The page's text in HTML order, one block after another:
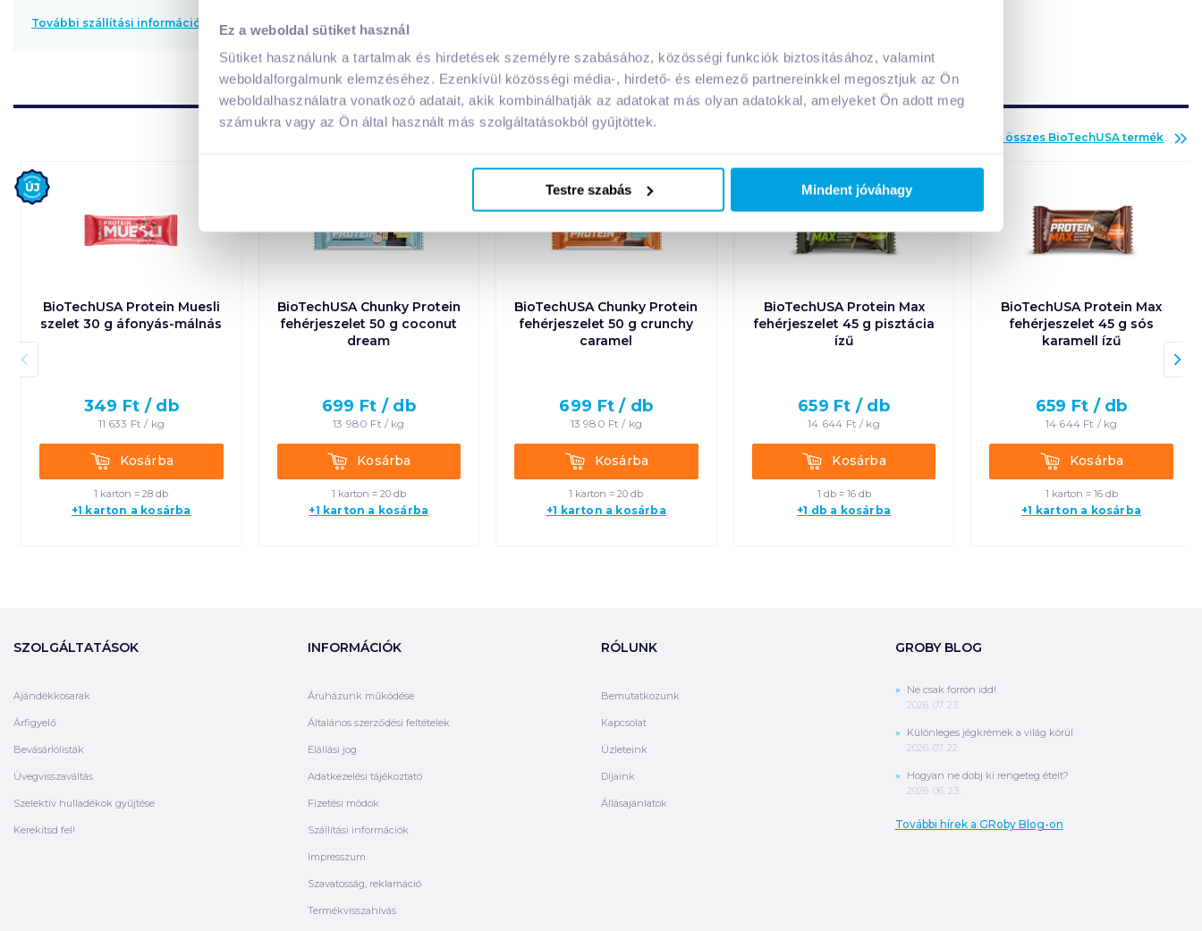
Ez a weboldal sütiket használ
Sütiket használunk a tartalmak és hirdetések személyre szabásához, közösségi funkciók biztosításához, valamint
weboldalforgalmunk elemzéséhez. Ezenkívül közösségi média-, hirdető- és elemező partnereinkkel megosztjuk az Ön
weboldalhasználatra vonatkozó adatait, akik kombinálhatják az adatokat más olyan adatokkal, amelyeket Ön adott meg
számukra vagy az Ön által használt más szolgáltatásokból gyűjtöttek.
Testre szabás Mindent jóváhagy
További szállítási információk
A márka további termékei
Az összes BioTechUSA termék
BioTechUSA Protein Muesli
szelet 30 g áfonyás-málnás
349 Ft / db
11 633 Ft / kg
KosárbaKosárba
1 karton = 28 db
+1 karton a kosárba
Új
BioTechUSA Chunky Protein
fehérjeszelet 50 g coconut
dream
699 Ft / db
13 980 Ft / kg
KosárbaKosárba
1 karton = 20 db
+1 karton a kosárba
BioTechUSA Chunky Protein
fehérjeszelet 50 g crunchy
caramel
699 Ft / db
13 980 Ft / kg
KosárbaKosárba
1 karton = 20 db
+1 karton a kosárba
BioTechUSA Protein Max
fehérjeszelet 45 g pisztácia
ízű
659 Ft / db
14 644 Ft / kg
KosárbaKosárba
1 db = 16 db
+1 db a kosárba
BioTechUSA Protein Max
fehérjeszelet 45 g sós
karamell ízű
659 Ft / db
14 644Ft / kg
KosárbaKosárba
1 karton = 16 db
+1 karton a kosárba
SZOLGÁLTATÁSOK
Ajándékkosarak
Árfigyelő
Bevásárlólisták
Üvegvisszaváltás
Szelektív hulladékok gyűjtése
Kerekítsd fel!
INFORMÁCIÓK
Áruházunk működése
Általános szerződési feltételek
Elállási jog
Adatkezelési tájékoztató
Fizetési módok
Szállítási információk
Impresszum
Szavatosság, reklamáció
Termékvisszahívás
RÓLUNK
Bemutatkozunk
Kapcsolat
Üzleteink
Díjaink
Állásajánlatok
GROBY BLOG
Ne csak forrón idd!
2026. 07. 23.
Különleges jégkrémek a világ körül
2026. 07. 22.
Hogyan ne dobj ki rengeteg ételt?
2026. 06. 23.
További hírek a GRoby Blog-on